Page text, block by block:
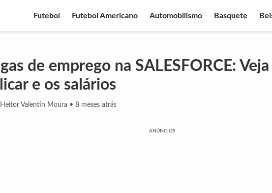
Futebol Futebol Americano Automobilismo Basquete
de emprego na SALESFORCE:
e os salários
Valentin Moura • 8 meses atrás
ANÚNCIOS